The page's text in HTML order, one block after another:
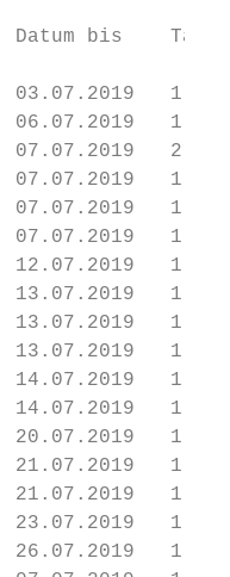
Datum bis
03.07.2019
06.07.2019
07.07.2019
07.07.2019   1
07.07.2019   1
07.07.2019
12.07.2019
13.07.2019   1
13.07.2019   1
13.07.2019
14.07.2019   1
14.07.2019
20.07.2019
21.07.2019
21.07.2019
23.07.2019   1
26.07.2019   1